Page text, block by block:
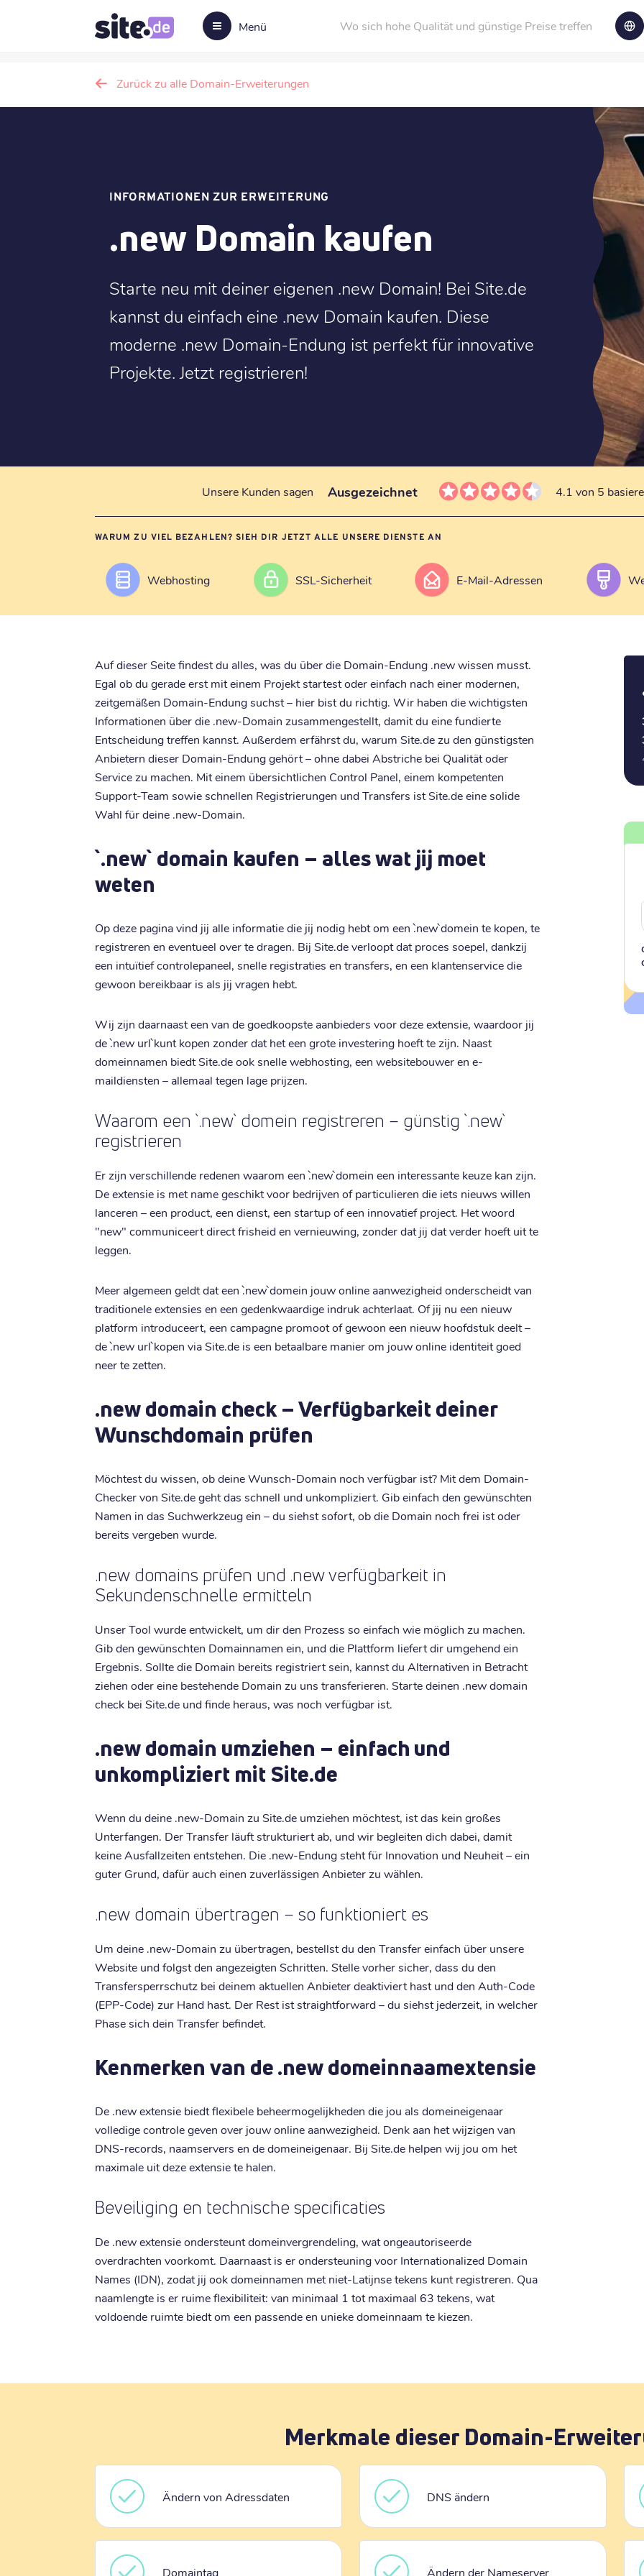
Menü Wo sich hohe Qualität und günstige Preise treffen
Zurück zu alle Domain-Erweiterungen
INFORMATIONEN ZUR ERWEITERUNG
.new Domain kaufen
Starte neu mit deiner eigenen .new Domain! Bei Site.de
kannst du einfach eine .new Domain kaufen. Diese
moderne .new Domain-Endung ist perfekt für innovative
Projekte. Jetzt registrieren!
Unsere Kunden sagen Ausgezeichnet 4.1 von 5
WARUM ZU VIEL BEZAHLEN? SIEH DIR JETZT ALLE UNSERE DIENSTE AN
Webhosting SSL-Sicherheit E-Mail-Adressen
Auf dieser Seite findest du alles, was du über die Domain-Endung .new wissen musst.
Egal ob du gerade erst mit einem Projekt startest oder einfach nach einer modernen,
zeitgemäßen Domain-Endung suchst – hier bist du richtig. Wir haben die wichtigsten
Informationen über die .new-Domain zusammengestellt, damit du eine fundierte
Entscheidung treffen kannst. Außerdem erfährst du, warum Site.de zu den günstigsten
Anbietern dieser Domain-Endung gehört – ohne dabei Abstriche bei Qualität oder
Service zu machen. Mit einem übersichtlichen Control Panel, einem kompetenten
Support-Team sowie schnellen Registrierungen und Transfers ist Site.de eine solide
Wahl für deine .new-Domain.
`.new` domain kaufen – alles wat jij moet
weten
Op deze pagina vind jij alle informatie die jij nodig hebt om een `.new` domein te kopen, te
registreren en eventueel over te dragen. Bij Site.de verloopt dat proces soepel, dankzij
een intuïtief controlepaneel, snelle registraties en transfers, en een klantenservice die
gewoon bereikbaar is als jij vragen hebt.
Wij zijn daarnaast een van de goedkoopste aanbieders voor deze extensie, waardoor jij
de `.new url` kunt kopen zonder dat het een grote investering hoeft te zijn. Naast
domeinnamen biedt Site.de ook snelle webhosting, een websitebouwer en e-
maildiensten – allemaal tegen lage prijzen.
Waarom een `.new` domein registreren – günstig `.new`
registrieren
Er zijn verschillende redenen waarom een `.new` domein een interessante keuze kan zijn.
De extensie is met name geschikt voor bedrijven of particulieren die iets nieuws willen
lanceren – een product, een dienst, een startup of een innovatief project. Het woord
"new" communiceert direct frisheid en vernieuwing, zonder dat jij dat verder hoeft uit te
leggen.
Meer algemeen geldt dat een `.new` domein jouw online aanwezigheid onderscheidt van
traditionele extensies en een gedenkwaardige indruk achterlaat. Of jij nu een nieuw
platform introduceert, een campagne promoot of gewoon een nieuw hoofdstuk deelt –
de `.new url` kopen via Site.de is een betaalbare manier om jouw online identiteit goed
neer te zetten.
.new domain check – Verfügbarkeit deiner
Wunschdomain prüfen
Möchtest du wissen, ob deine Wunsch-Domain noch verfügbar ist? Mit dem Domain-
Checker von Site.de geht das schnell und unkompliziert. Gib einfach den gewünschten
Namen in das Suchwerkzeug ein – du siehst sofort, ob die Domain noch frei ist oder
bereits vergeben wurde.
.new domains prüfen und .new verfügbarkeit in
Sekundenschnelle ermitteln
Unser Tool wurde entwickelt, um dir den Prozess so einfach wie möglich zu machen.
Gib den gewünschten Domainnamen ein, und die Plattform liefert dir umgehend ein
Ergebnis. Sollte die Domain bereits registriert sein, kannst du Alternativen in Betracht
ziehen oder eine bestehende Domain zu uns transferieren. Starte deinen .new domain
check bei Site.de und finde heraus, was noch verfügbar ist.
.new domain umziehen – einfach und
unkompliziert mit Site.de
Wenn du deine .new-Domain zu Site.de umziehen möchtest, ist das kein großes
Unterfangen. Der Transfer läuft strukturiert ab, und wir begleiten dich dabei, damit
keine Ausfallzeiten entstehen. Die .new-Endung steht für Innovation und Neuheit – ein
guter Grund, dafür auch einen zuverlässigen Anbieter zu wählen.
.new domain übertragen – so funktioniert es
Um deine .new-Domain zu übertragen, bestellst du den Transfer einfach über unsere
Website und folgst den angezeigten Schritten. Stelle vorher sicher, dass du den
Transfersperrschutz bei deinem aktuellen Anbieter deaktiviert hast und den Auth-Code
(EPP-Code) zur Hand hast. Der Rest ist straightforward – du siehst jederzeit, in welcher
Phase sich dein Transfer befindet.
Kenmerken van de .new domeinnaamextensie
De .new extensie biedt flexibele beheermogelijkheden die jou als domeineigenaar
volledige controle geven over jouw online aanwezigheid. Denk aan het wijzigen van
DNS-records, naamservers en de domeineigenaar. Bij Site.de helpen wij jou om het
maximale uit deze extensie te halen.
Beveiliging en technische specificaties
De .new extensie ondersteunt domeinvergrendeling, wat ongeautoriseerde
overdrachten voorkomt. Daarnaast is er ondersteuning voor Internationalized Domain
Names (IDN), zodat jij ook domeinnamen met niet-Latijnse tekens kunt registreren. Qua
naamlengte is er ruime flexibiliteit: van minimaal 1 tot maximaal 63 tekens, wat
voldoende ruimte biedt om een passende en unieke domeinnaam te kiezen.
Merkmale dieser Domain-
Ändern von Adressdaten DNS ändern
Domaintag Ändern der Nameserver